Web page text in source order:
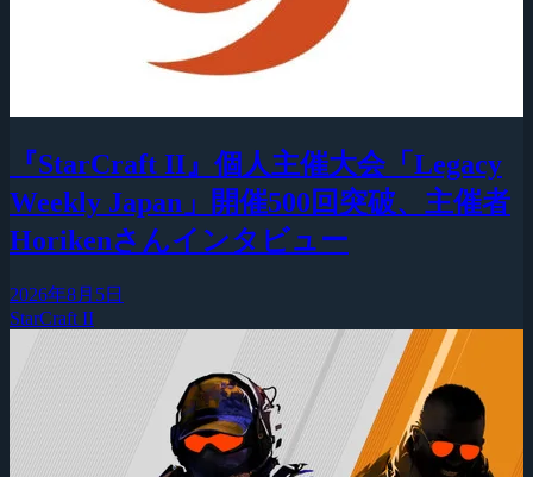
『StarCraft II』個人主催大会「Legacy
Weekly Japan」開催500回突破、主催者
Horikenさんインタビュー
2026年8月5日
StarCraft II